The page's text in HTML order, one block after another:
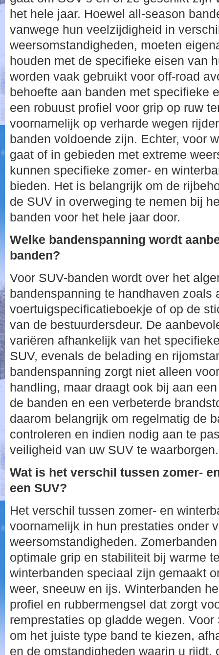
het hele jaar. Hoewel all-season
vanwege hun veelzijdigheid in
weersomstandigheden, moeten
houden met de specifieke eisen van
worden vaak gebruikt voor off-road
behoefte aan banden met specifieke
een robuust profiel voor grip op ruw
voornamelijk op verharde wegen
banden voldoende zijn. Echter, voor
gaat of in gebieden met extreme
kunnen specifieke zomer- en
bieden. Het is belangrijk om de
de SUV in overweging te nemen bij
banden voor het hele jaar door.
Welke bandenspanning wordt
banden?
Voor SUV-banden wordt over het
bandenspanning te handhaven zoals
voertuigspecificatieboekje of op de
van de bestuurdersdeur. De
variëren afhankelijk van het
SUV, evenals de belading en
bandenspanning zorgt niet alleen
handling, maar draagt ook bij aan
de banden en een verbeterde
daarom belangrijk om regelmatig de
controleren en indien nodig aan te
veiligheid van uw SUV te waarborgen.
Wat is het verschil tussen zomer-
een SUV?
Het verschil tussen zomer- en
voornamelijk in hun prestaties onder
weersomstandigheden.
optimale grip en stabiliteit bij warme
winterbanden speciaal zijn gemaakt
weer, sneeuw en ijs. Winterbanden
profiel en rubbermengsel dat zorgt
remprestaties op gladde wegen. Voor
om het juiste type band te kiezen,
en de omstandigheden waarin u rijdt,